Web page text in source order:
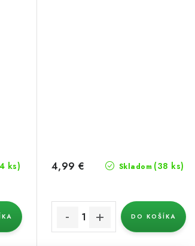
ks) Skladom (38 ks)
4,99 €
DO KOŠÍKA